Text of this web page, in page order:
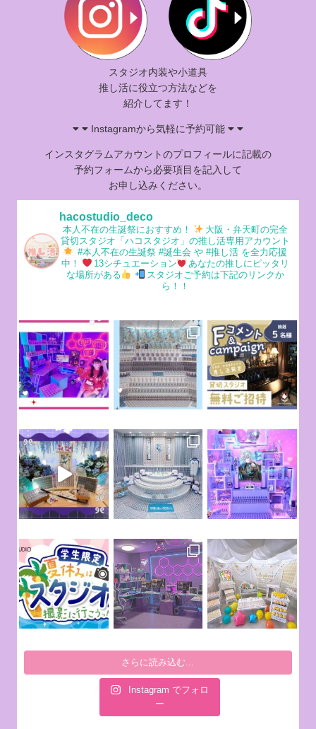
外箱の長辺が30cmにおさまるように梱包して発送ください。
※冷凍の場合、外箱の高さも30㎝におさまるようお願いします。
ドライアイスが必要な場合は、ご自身でご用意いただきますよう
お願いします。
輸送中の型崩れや破損につきまして、当スタジオでは責任を負い
お預かりできる数に限りがございますので、お受けできない場合
スタジオ内装や小道具
推し活に役立つ方法などを
紹介してます！
Instagramから気軽に予約可能
インスタグラムアカウントのプロフィールに記載の
予約フォームから必要項目を記入して
お申し込みください。
hacostudio_deco
本人不在の生誕祭におすすめ！
大阪・弁天町の完全
貸切スタジオ「ハコスタジオ」の推し活専用アカウント
#本人不在の生誕祭 #誕生会 や #推し活 を全力応援
中！
13シチュエーション
あなたの推しにピッタリ
な場所がある
スタジオご予約は下記のリンクか
ら！！
さらに読み込む...
Instagram でフォロ
ー